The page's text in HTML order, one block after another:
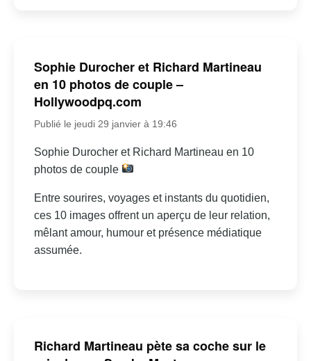
Sophie Durocher et Richard Martineau
en 10 photos de couple –
Hollywoodpq.com
Publié le jeudi 29 janvier à 19:46
Sophie Durocher et Richard Martineau en 10
photos de couple
Entre sourires, voyages et instants du quotidien,
ces 10 images offrent un aperçu de leur relation,
mêlant amour, humour et présence médiatique
assumée.
Richard Martineau pète sa coche sur le